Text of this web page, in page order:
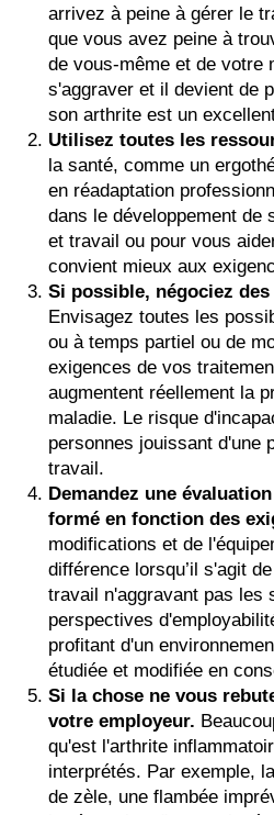
arrivez à peine à gérer le
que vous avez peine à
de vous-même et de votre
s'aggraver et il devient de
son arthrite est un
Utilisez toutes les
la santé, comme un
en réadaptation
dans le développement de
et travail ou pour vous
convient mieux aux
Si possible, négociez
Envisagez toutes les
ou à temps partiel ou de
exigences de vos
augmentent réellement la
maladie. Le risque
personnes jouissant d'une
travail.
Demandez une
formé en fonction des
modifications et de
différence lorsqu’il s'agit
travail n'aggravant pas les
perspectives
profitant d'un
étudiée et modifiée en
Si la chose ne vous
votre employeur.
qu'est l'arthrite
interprétés. Par exemple,
de zèle, une flambée